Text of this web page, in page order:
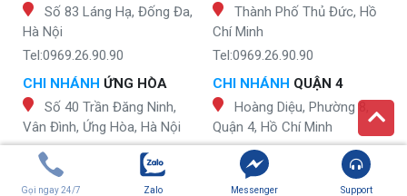
Số 83 Láng Hạ, Đống Đa,
Hà Nội
Tel:0969.26.90.90
CHI NHÁNH ỨNG HÒA
Số 40 Trần Đăng Ninh,
Vân Đình, Ứng Hòa, Hà Nội
Tel:0969.26.90.90
CHI NHÁNH
GIA LÂM
Thành Phố Thủ Đức, Hồ
Chí Minh
Tel:0969.26.90.90
CHI NHÁNH QUẬN 4
Hoàng Diệu, Phường 8,
Quận 4, Hồ Chí Minh
Tel:0969.26.90.90
CHI NHÁNH
Gọi ngay 24/7 Zalo Messenger Support